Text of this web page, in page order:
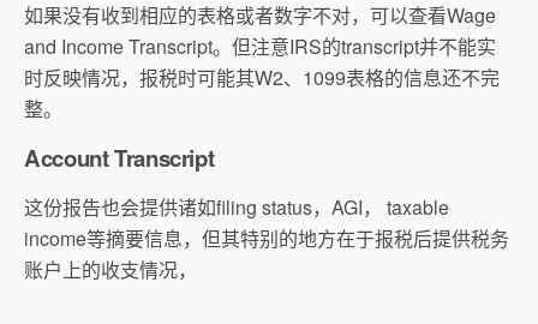
如果没有收到相应的表格或者数字不对，可以查看Wage
and Income Transcript。但注意IRS的transcript并不能实
时反映情况，报税时可能其W2、1099表格的信息还不完
整。
Account Transcript
这份报告也会提供诸如filing status，AGI， taxable
income等摘要信息，但其特别的地方在于报税后提供税务
账户上的收支情况，